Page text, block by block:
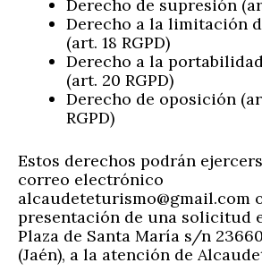
Derecho de supresión
Derecho a la limitación
(art. 18 RGPD)
Derecho a la
(art. 20 RGPD)
Derecho de oposición
RGPD)
Estos derechos podrán
correo electrónico
alcaudeteturismo@gmail.com
presentación de una solicitud
Plaza de Santa María s/n
(Jaén), a la atención de